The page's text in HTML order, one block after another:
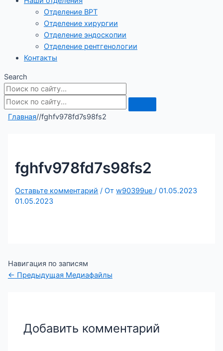
Отделение ВРТ
Отделение хирургии
Отделение эндоскопии
Отделение рентгенологии
Контакты
Search
Главная//fghfv978fd7s98fs2
fghfv978fd7s98fs2
Оставьте комментарий / От w90399ue /01.05.2023
01.05.2023
Навигация по записям
← Предыдущая Медиафайлы
Добавить комментарий